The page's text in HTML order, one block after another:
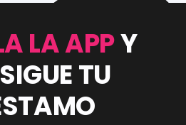
LA APPY
TU